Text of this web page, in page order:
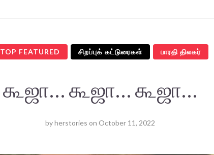
TOP FEATURED சிறப்புக் கட்டுரைகள் பாரதி திலகர்
கூஜா… கூஜா… கூஜா…
byherstories on October 11, 2022